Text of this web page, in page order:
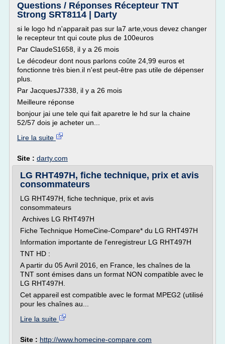
Questions / Réponses Récepteur TNT
Strong SRT8114 | Darty
si le logo hd n'apparait pas sur la7 arte,vous devez changer
le recepteur tnt qui coute plus de 100euros
Par ClaudeS1658, il y a 26 mois
Le décodeur dont nous parlons coûte 24,99 euros et
fonctionne très bien.il n'est peut-être pas utile de dépenser
plus.
Par JacquesJ7338, il y a 26 mois
Meilleure réponse
bonjour jai une tele qui fait aparetre le hd sur la chaine
52/57 dois je acheter un...
Lire la suite
Site : darty.com
LG RHT497H, fiche technique, prix et avis
consommateurs
LG RHT497H, fiche technique, prix et avis
consommateurs
Archives LG RHT497H
Fiche Technique HomeCine-Compare* du LG RHT497H
Information importante de l'enregistreur LG RHT497H
TNT HD :
A partir du 05 Avril 2016, en France, les chaînes de la
TNT sont émises dans un format NON compatible avec le
LG RHT497H.
Cet appareil est compatible avec le format MPEG2 (utilisé
pour les chaînes au...
Lire la suite
Site : http://www.homecine-compare.com